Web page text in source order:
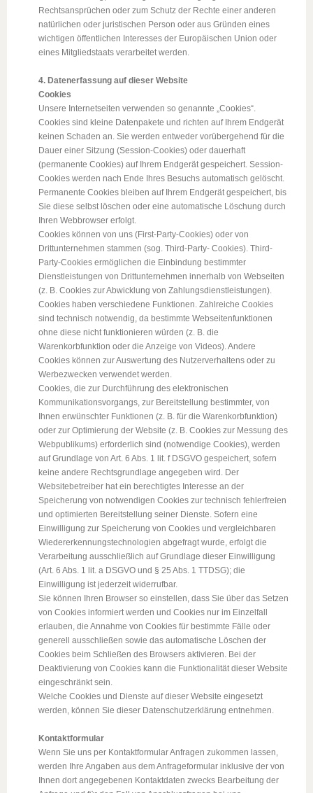
Rechtsansprüchen oder zum Schutz der Rechte einer anderen
natürlichen oder juristischen Person oder aus Gründen eines
wichtigen öffentlichen Interesses der Europäischen Union oder
eines Mitgliedstaats verarbeitet werden.
4. Datenerfassung auf dieser Website
Cookies
Unsere Internetseiten verwenden so genannte „Cookies“.
Cookies sind kleine Datenpakete und richten auf Ihrem Endgerät
keinen Schaden an. Sie werden entweder vorübergehend für die
Dauer einer Sitzung (Session-Cookies) oder dauerhaft
(permanente Cookies) auf Ihrem Endgerät gespeichert. Session-
Cookies werden nach Ende Ihres Besuchs automatisch gelöscht.
Permanente Cookies bleiben auf Ihrem Endgerät gespeichert, bis
Sie diese selbst löschen oder eine automatische Löschung durch
Ihren Webbrowser erfolgt.
Cookies können von uns (First-Party-Cookies) oder von
Drittunternehmen stammen (sog. Third-Party- Cookies). Third-
Party-Cookies ermöglichen die Einbindung bestimmter
Dienstleistungen von Drittunternehmen innerhalb von Webseiten
(z. B. Cookies zur Abwicklung von Zahlungsdienstleistungen).
Cookies haben verschiedene Funktionen. Zahlreiche Cookies
sind technisch notwendig, da bestimmte Webseitenfunktionen
ohne diese nicht funktionieren würden (z. B. die
Warenkorbfunktion oder die Anzeige von Videos). Andere
Cookies können zur Auswertung des Nutzerverhaltens oder zu
Werbezwecken verwendet werden.
Cookies, die zur Durchführung des elektronischen
Kommunikationsvorgangs, zur Bereitstellung bestimmter, von
Ihnen erwünschter Funktionen (z. B. für die Warenkorbfunktion)
oder zur Optimierung der Website (z. B. Cookies zur Messung des
Webpublikums) erforderlich sind (notwendige Cookies), werden
auf Grundlage von Art. 6 Abs. 1 lit. f DSGVO gespeichert, sofern
keine andere Rechtsgrundlage angegeben wird. Der
Websitebetreiber hat ein berechtigtes Interesse an der
Speicherung von notwendigen Cookies zur technisch fehlerfreien
und optimierten Bereitstellung seiner Dienste. Sofern eine
Einwilligung zur Speicherung von Cookies und vergleichbaren
Wiedererkennungstechnologien abgefragt wurde, erfolgt die
Verarbeitung ausschließlich auf Grundlage dieser Einwilligung
(Art. 6 Abs. 1 lit. a DSGVO und § 25 Abs. 1 TTDSG); die
Einwilligung ist jederzeit widerrufbar.
Sie können Ihren Browser so einstellen, dass Sie über das Setzen
von Cookies informiert werden und Cookies nur im Einzelfall
erlauben, die Annahme von Cookies für bestimmte Fälle oder
generell ausschließen sowie das automatische Löschen der
Cookies beim Schließen des Browsers aktivieren. Bei der
Deaktivierung von Cookies kann die Funktionalität dieser Website
eingeschränkt sein.
Welche Cookies und Dienste auf dieser Website eingesetzt
werden, können Sie dieser Datenschutzerklärung entnehmen.
Kontaktformular
Wenn Sie uns per Kontaktformular Anfragen zukommen lassen,
werden Ihre Angaben aus dem Anfrageformular inklusive der von
Ihnen dort angegebenen Kontaktdaten zwecks Bearbeitung der